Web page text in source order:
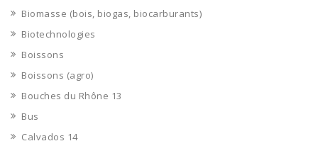
Biomasse (bois, biogas, biocarburants)
Biotechnologies
Boissons
Boissons (agro)
Bouches du Rhône 13
Bus
Calvados 14